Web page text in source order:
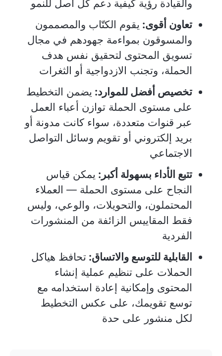
والقيادة رؤية كيفية دعم كل أصل للنمو
تعاون أقوى: يقوم الكتّاب والمصممون
والمسوقون بمواءمة جهودهم في مجال
تسويق المحتوى لتحقيق نفس هدف
الحملة، وتجنب الازدواجية أو الثغرات
تخصيص أفضل للموارد: يضمن التخطيط
على مستوى الحملة توازن أعباء العمل
عبر قنوات متعددة، سواء كانت مدونة أو
بريد إلكتروني أو تقويم وسائل التواصل
الاجتماعي
تتبع الأداء بسهولة أكبر: يمكن قياس
النجاح على مستوى الحملة — العملاء
المحتملون، والتحويلات، والوعي، وليس
فقط المقاييس الزائفة من المنشورات
الفردية
القابلية للتوسع والاتساق: تحافظ هياكل
الحملات على تنظيم عملية إنشاء
المحتوى وإمكانية إعادة استخدامه مع
توسع تقويمك، على عكس التخطيط
لكل منشور على حدة